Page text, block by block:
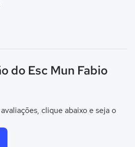
do Esc Mun Fabio
clique abaixo e seja o